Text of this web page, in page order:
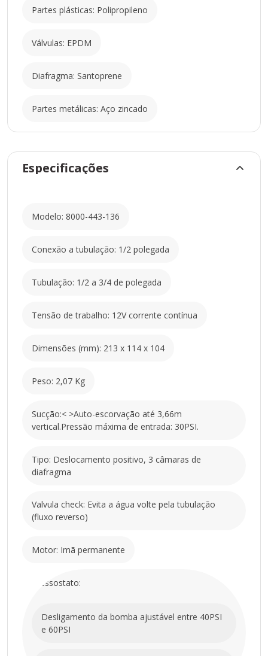
Partes plásticas: Polipropileno
Válvulas: EPDM
Diafragma: Santoprene
Partes metálicas: Aço zincado
Especificações
Modelo: 8000-443-136
Conexão a tubulação: 1/2 polegada
Tubulação: 1/2 a 3/4 de polegada
Tensão de trabalho: 12V corrente contínua
Dimensões (mm): 213 x 114 x 104
Peso: 2,07 Kg
Sucção:< >Auto-escorvação até 3,66m
vertical.Pressão máxima de entrada: 30PSI.
Tipo: Deslocamento positivo, 3 câmaras de
diafragma
Valvula check: Evita a água volte pela tubulação
(fluxo reverso)
Motor: Imã permanente
Pressostato:
Desligamento da bomba ajustável entre 40PSI
e 60PSI